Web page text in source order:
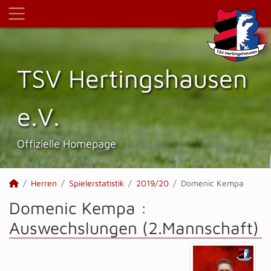
TSV Hertings­hausen
e.V.
Offizielle Homepage
Herren Spielerstatistik 2019/20 Domenic Kempa
Domenic Kempa :
Auswechslungen (2.Mannschaft)